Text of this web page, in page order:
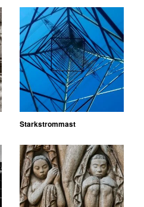
Starkstrommast